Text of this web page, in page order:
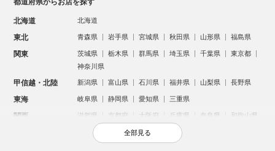
北海道 北海道
東北 青森県 岩手県 宮城県 秋田県 山形県 福島県
関東 茨城県 栃木県 群馬県 埼玉県 千葉県
東京都
神奈川県
甲信越・北陸 新潟県 富山県 石川県 福井県 山梨県 長野県
東海 岐阜県 静岡県 愛知県 三重県
関西 滋賀県 京都府 大阪府 兵庫県 奈良県 和歌山県
鳥取県 島根県 岡山県 広島県
全部見る